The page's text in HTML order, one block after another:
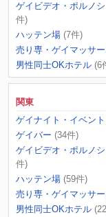
ゲイビデオ・ポルノ
件)
ハッテン場 (7件)
売り専・ゲイマッサ
男性同士OKホテル (6
関東
ゲイナイト・イベント
ゲイバー (34件)
ゲイビデオ・ポルノ
件)
ハッテン場 (59件)
売り専・ゲイマッサ
男性同士OKホテル